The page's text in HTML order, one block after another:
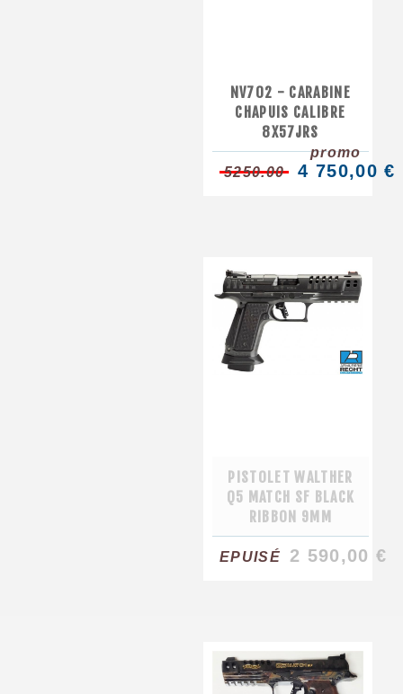
NV702 - CARABINE
CHAPUIS CALIBRE
8X57JRS
promo
5250.00
4 750,00 €
PISTOLET WALTHER
Q5 MATCH SF BLACK
RIBBON 9MM
EPUISÉ 2 590,00 €